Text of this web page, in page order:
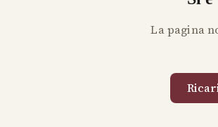
La pagina